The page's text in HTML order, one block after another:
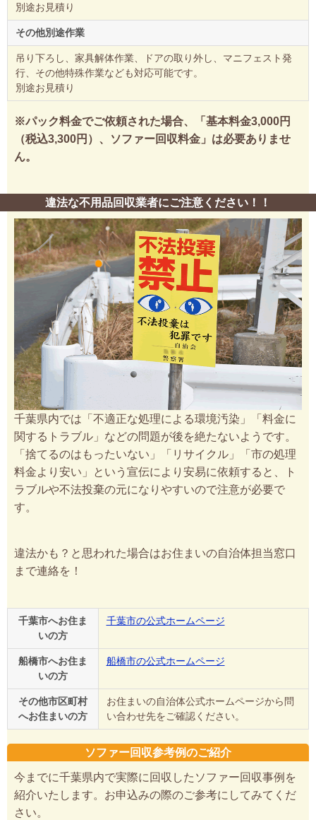
別途お見積り
その他別途作業
吊り下ろし、家具解体作業、ドアの取り外し、マニフェスト発
行、その他特殊作業なども対応可能です。
別途お見積り
※パック料金でご依頼された場合、「基本料金3,000円
（税込3,300円）、ソファー回収料金」は必要ありませ
ん。
違法な不用品回収業者にご注意ください！！
千葉県内では「不適正な処理による環境汚染」「料金に
関するトラブル」などの問題が後を絶たないようです。
「捨てるのはもったいない」「リサイクル」「市の処理
料金より安い」という宣伝により安易に依頼すると、ト
ラブルや不法投棄の元になりやすいので注意が必要で
す。
違法かも？と思われた場合はお住まいの自治体担当窓口
まで連絡を！
千葉市へお住ま
いの方
千葉市の公式ホームページ
船橋市へお住ま
いの方
船橋市の公式ホームページ
その他市区町村
へお住まいの方
お住まいの自治体公式ホームページから問
い合わせ先をご確認ください。
ソファー回収参考例のご紹介
今までに千葉県内で実際に回収したソファー回収事例を
紹介いたします。お申込みの際のご参考にしてみてくだ
さい。